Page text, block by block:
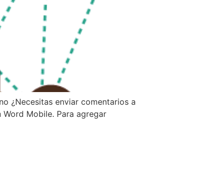
¿Necesitas enviar comentarios a
Mobile. Para agregar